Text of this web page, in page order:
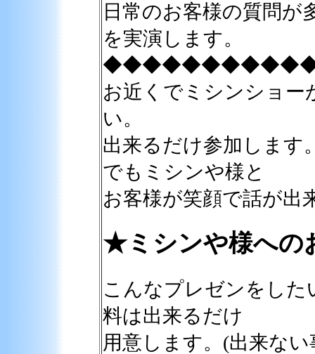
日常のお客様の質問が
を実演します。
お近くでミシンショー
い。
出来るだけ参加します
でもミシンや様と
お客様が笑顔で話が出
★ミシンや様への
こんなプレゼンをした
料は出来るだけ
用意します。(出来な